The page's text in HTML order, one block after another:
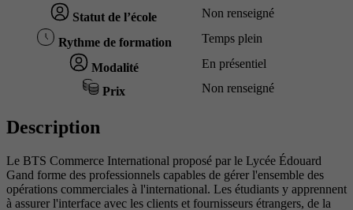
Statut de l’école Non renseigné
Rythme de formation Temps plein
Modalité En présentiel
Prix Non renseigné
Description
Le BTS Commerce International proposé par le Lycée Édouard
Gand forme des professionnels capables de gérer l'ensemble des
opérations commerciales à l'international. Les étudiants y apprennent
à assurer l'interface avec les clients et fournisseurs étrangers, de la